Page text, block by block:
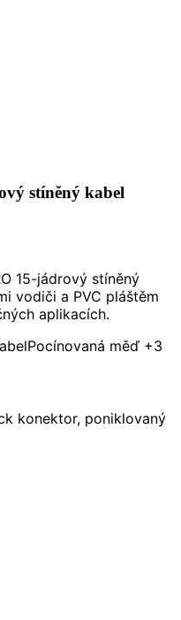
stíněný kabel
15-jádrový stíněný
vodiči a PVC pláštěm
aplikacích.
Pocínovaná měď +3
konektor, poniklovaný